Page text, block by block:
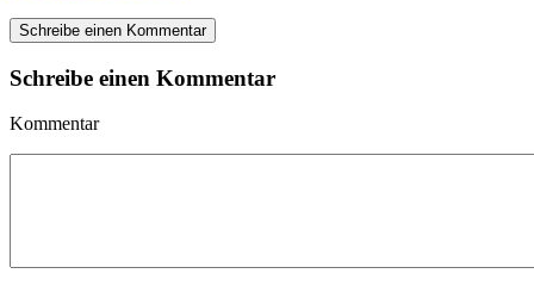
Schreibe einen Kommentar
Schreibe einen Kommentar
Kommentar